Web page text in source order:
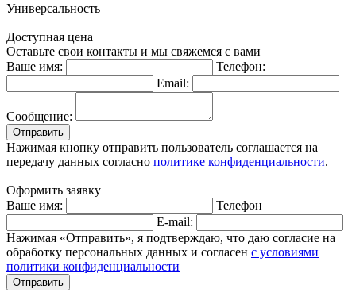
Универсальность
Доступная цена
Оставьте свои контакты и мы свяжемся с вами
Ваше имя:
Телефон:
Email:
Сообщение:
Отправить
Нажимая кнопку отправить пользователь соглашается на
передачу данных согласно политике конфиденциальности.
Оформить заявку
Ваше имя:
Телефон
E-mail:
Нажимая «Отправить», я подтверждаю, что даю согласие на
обработку персональных данных и согласен с условиями
политики конфиденциальности
Отправить